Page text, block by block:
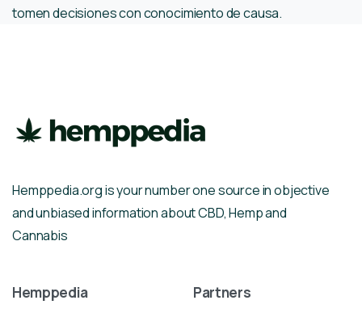
tomen decisiones con conocimiento de causa.
Hemppedia.org is your number one source in objective
and unbiased information about CBD, Hemp and
Cannabis
Hemppedia Partners